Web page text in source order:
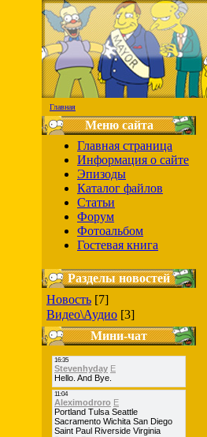
Главная
Меню сайта
Главная страница
Информация о сайте
Эпизоды
Каталог файлов
Статьи
Форум
Фотоальбом
Гостевая книга
Разделы новостей
Новость [7]
Видео\Аудио [3]
Мини-чат